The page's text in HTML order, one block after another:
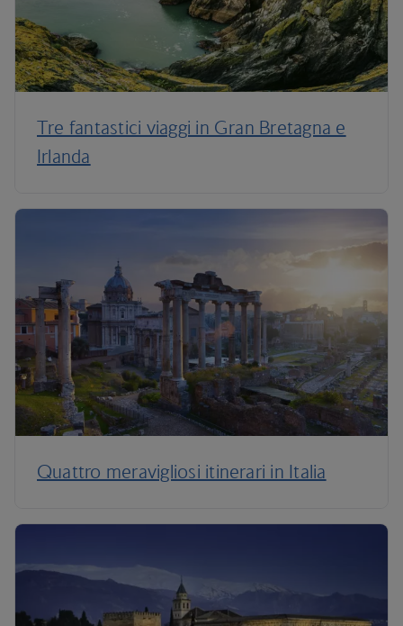
Tre fantastici viaggi in Gran Bretagna e
Irlanda
Quattro meravigliosi itinerari in Italia